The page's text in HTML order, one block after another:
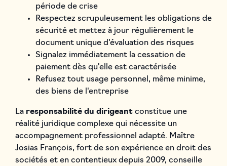
période de crise
Respectez scrupuleusement les obligations de
sécurité et mettez à jour régulièrement le
document unique d'évaluation des risques
Signalez immédiatement la cessation de
paiement dès qu'elle est caractérisée
Refusez tout usage personnel, même minime,
des biens de l'entreprise
La responsabilité du dirigeantconstitue une
réalité juridique complexe qui nécessite un
accompagnement professionnel adapté. Maître
Josias François, fort de son expérience en droit des
sociétés et en contentieux depuis 2009, conseille